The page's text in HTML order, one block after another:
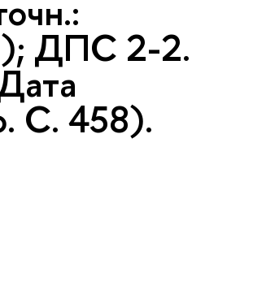
ДПС 2-2.
С. 458).